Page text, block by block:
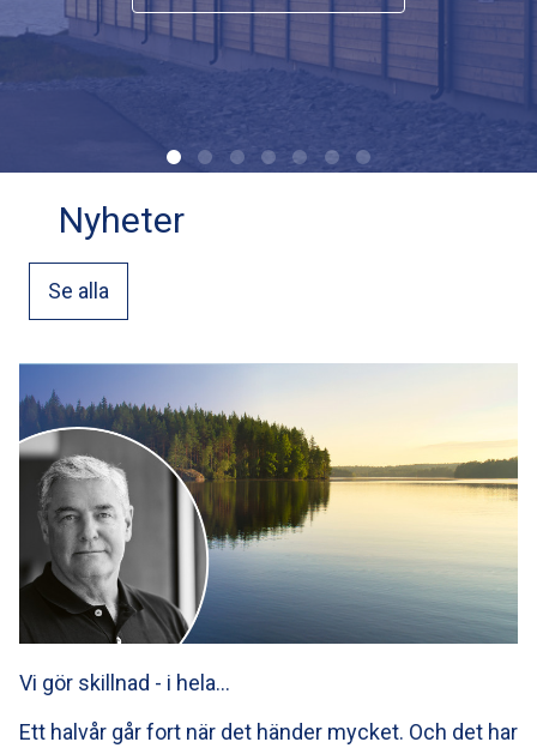
Nyheter
Se alla
Vi gör skillnad - i hela…
Ett halvår går fort när det händer mycket. Och det har